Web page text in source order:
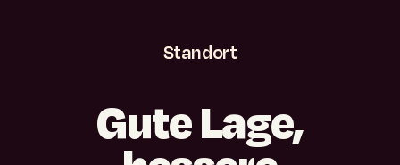
Standort
GuteLage,